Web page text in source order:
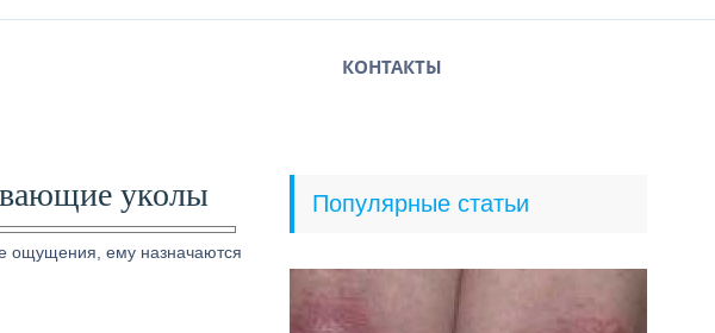
КОНТАКТЫ
уколы
ощущения, ему назначаются
Популярные статьи